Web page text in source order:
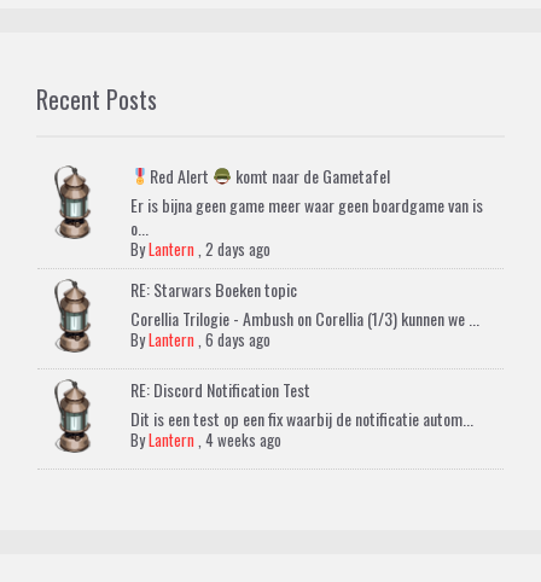
Recent Posts
Red Alert
komt naar de Gametafel
Er is bijna geen game meer waar geen boardgame van is
o...
ByLantern ,2 days ago
RE: Starwars Boeken topic
Corellia Trilogie - Ambush on Corellia (1/3) kunnen we ...
ByLantern ,6 days ago
RE: Discord Notification Test
Dit is een test op een fix waarbij de notificatie autom...
ByLantern ,4 weeks ago